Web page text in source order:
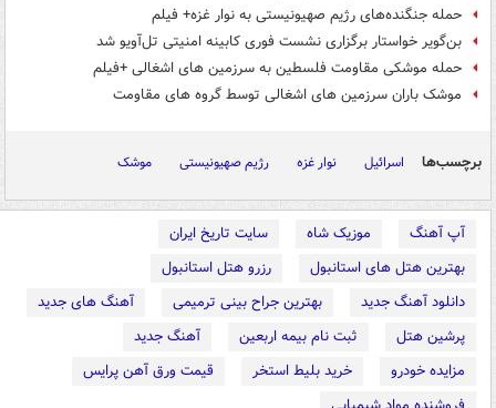
حمله جنگنده‌های رژیم صهیونیستی به نوار غزه+ فیلم
بن‌گویر خواستار برگزاری نشست فوری کابینه امنیتی تل‌آویو شد
حمله موشکی مقاومت فلسطین به سرزمین های اشغالی +فیلم
موشک باران سرزمین های اشغالی توسط گروه های مقاومت
برچسب‌ها اسرائیل نوار غزه رژیم صهیونیستی موشک
آپ آهنگ موزیک شاه
سایت تاریخ ایران
بهترین هتل های استانبول
رزرو هتل استانبول
دانلود آهنگ جدید
بهترین جراح بینی ترمیمی
آهنگ های جدید
پرشین هتل
ثبت نام بیمه اربعین
آهنگ جدید
مزایده خودرو
خرید بلیط استخر
قیمت ورق آهن پرایس